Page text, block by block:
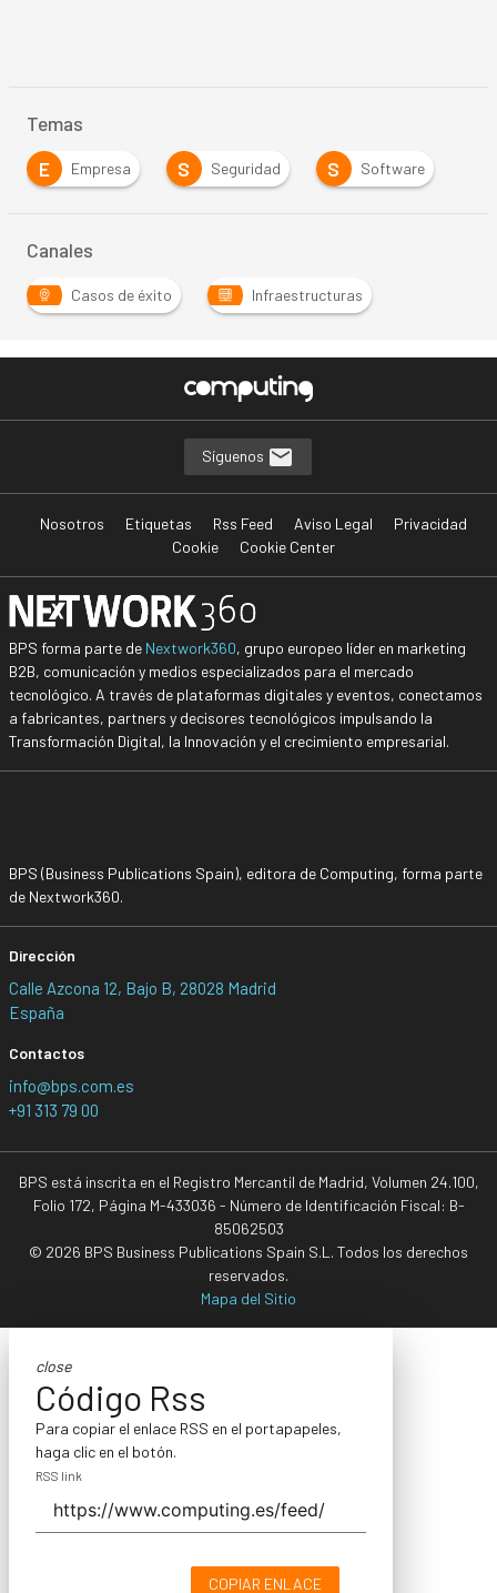
Temas
E
Empresa S Seguridad S Software
Canales
Casos de éxito Infraestructuras
Síguenos
Nosotros Etiquetas Rss Feed Aviso Legal
Privacidad
Cookie
Cookie Center
BPS forma parte de Nextwork360, grupo europeo líder en marketing
B2B, comunicación y medios especializados para el mercado
tecnológico. A través de plataformas digitales y eventos, conectamos
a fabricantes, partners y decisores tecnológicos impulsando la
Transformación Digital, la Innovación y el crecimiento empresarial.
BPS (Business Publications Spain), editora de Computing, forma parte
de Nextwork360.
Dirección
Calle Azcona 12, Bajo B, 28028 Madrid
España
Contactos
info@bps.com.es
+91 313 79 00
BPS está inscrita en el Registro Mercantil de Madrid, Volumen 24.100,
Folio 172, Página M-433036 - Número de Identificación Fiscal: B-
85062503
© 2026 BPS Business Publications Spain S.L. Todos los derechos
reservados.
Mapa del Sitio
close
Código Rss
Para copiar el enlace RSS en el portapapeles,
haga clic en el botón.
RSS link
COPIAR ENLACE